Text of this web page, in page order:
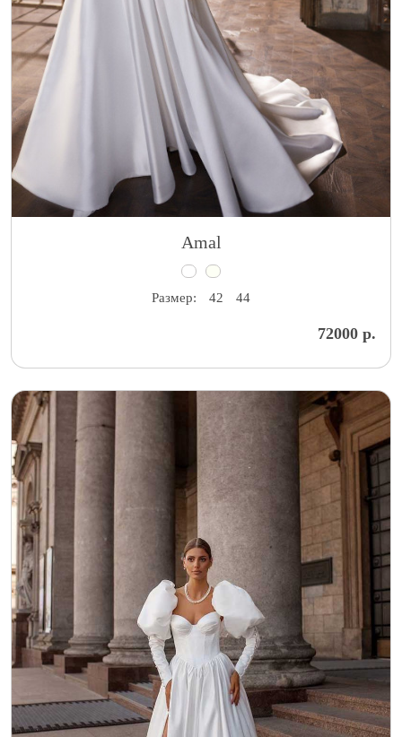
Amal
Размер: 42 44
72000 р.